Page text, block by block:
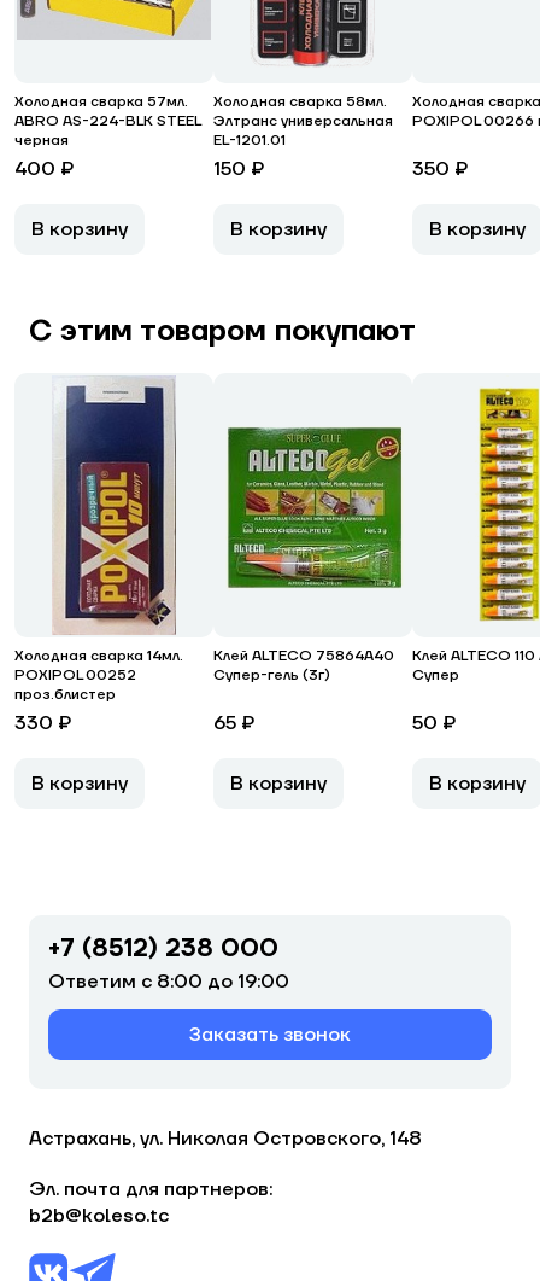
Холодная сварка 57мл.
ABRO AS-224-BLK STEEL
черная
400 ₽
В корзину
Холодная сварка 58мл.
Элтранс универсальная
EL-1201.01
150 ₽
В корзину
Холодная
POXIPOL 00266
350 ₽
В корзину
С этим товаром покупают
Холодная сварка 14мл.
POXIPOL 00252
проз.блистер
330 ₽
В корзину
Клей ALTECO 75864А40
Супер-гель (3г)
65 ₽
В корзину
Клей ALTECO 110
Супер
50 ₽
В корзину
+7 (8512) 238 000
Ответим с 8:00 до 19:00
Заказать звонок
Астрахань, ул. Николая Островского, 148
Эл. почта для партнеров:
b2b@koleso.tc